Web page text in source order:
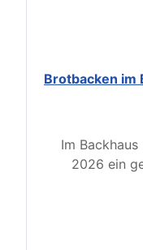
Brotbacken im
Im
2026 ein